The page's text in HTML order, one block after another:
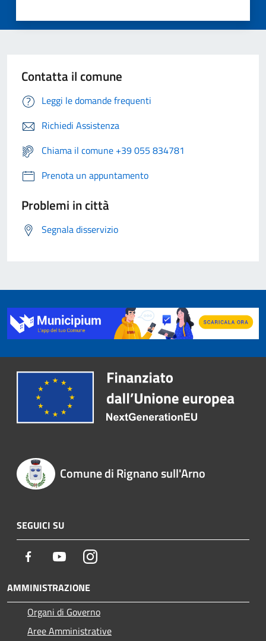
Contatta il comune
Leggi le domande frequenti
Richiedi Assistenza
Chiama il comune +39 055 834781
Prenota un appuntamento
Problemi in città
Segnala disservizio
Comune di Rignano sull'Arno
SEGUICI SU
Facebook YoutubeInstagram
AMMINISTRAZIONE
Organi di Governo
Aree Amministrative